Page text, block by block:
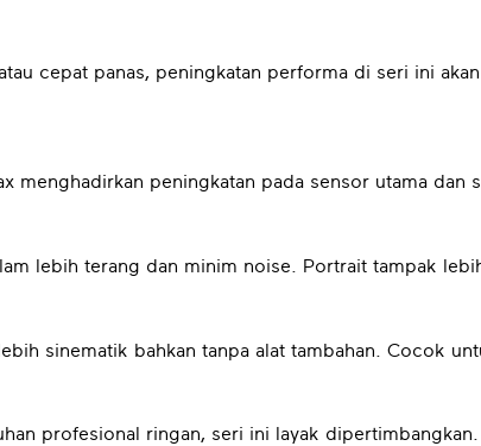
cepat panas, peningkatan performa di seri ini
menghadirkan peningkatan pada sensor utama dan
lebih terang dan minim noise. Portrait tampak
sinematik bahkan tanpa alat tambahan. Cocok
profesional ringan, seri ini layak dipertimbangkan.